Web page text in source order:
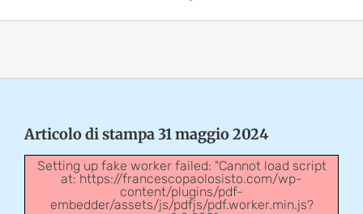
Articolo di stampa 31 maggio 2024
Setting up fake worker failed: "Cannot load script
at: https://francescopaolosisto.com/wp-
content/plugins/pdf-
embedder/assets/js/pdfjs/pdf.worker.min.js?